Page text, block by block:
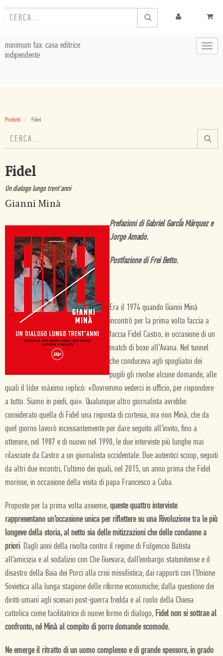
minimum fax: casa editrice
indipendente
Prodotti Fidel
Fidel
Un dialogo lungo trent'anni
Gianni Minà
Prefazioni di Gabriel GarcÍa Márquez e
Jorge Amado.
Postfazione di Frei Betto.
Era il 1974 quando Gianni Minà
incontrò per la prima volta faccia a
faccia Fidel Castro, in occasione di un
match di boxe all’Avana. Nel tunnel
che conduceva agli spogliatoi dei
pugili gli rivolse alcune domande, alle
quali il líder máximo replicò: «Dovremmo vederci in ufficio, per rispondere
a tutto. Siamo in piedi, qui». Qualunque altro giornalista avrebbe
considerato quella di Fidel una risposta di cortesia, ma non Minà, che da
quel giorno lavorò incessantemente per dare seguito all’invito, fino a
ottenere, nel 1987 e di nuovo nel 1990, le due interviste più lunghe mai
rilasciate da Castro a un giornalista occidentale. Due autentici scoop, seguiti
da altri due incontri, l’ultimo dei quali, nel 2015, un anno prima che Fidel
morisse, in occasione della visita di papa Francesco a Cuba.
Proposte per la prima volta assieme, queste quattro interviste
rappresentano un’occasione unica per riflettere su una Rivoluzione tra le più
longeve della storia, al netto sia delle mitizzazioni che delle condanne a
priori. Dagli anni della rivolta contro il regime di Fulgencio Batista
all’amicizia e al sodalizio con Che Guevara; dall’embargo statunitense e il
disastro della Baia dei Porci alla crisi missilistica; dai rapporti con l’Unione
Sovietica alla lunga stagione delle riforme economiche; dalla questione dei
diritti umani agli scenari post-guerra fredda e al ruolo della Chiesa
cattolica come facilitatrice di nuove forme di dialogo, Fidel non si sottrae al
confronto, né Minà al compito di porre domande scomode.
Ne emerge il ritratto di un uomo complesso e di grande spessore, in grado